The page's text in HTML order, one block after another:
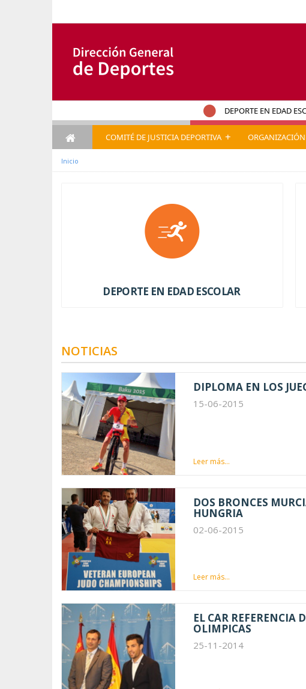
DEPORTE EN EDAD
COMITÉ DE JUSTICIA DEPORTIVA + ORGANIZACIÓN
Inicio
DEPORTE EN EDAD ESCOLAR
NOTICIAS
DIPLOMA EN LOS
15-06-2015
Leer más...
DOS BRONCES
HUNGRIA
02-06-2015
Leer más...
EL CAR REFERENCIA
OLIMPICAS
25-11-2014